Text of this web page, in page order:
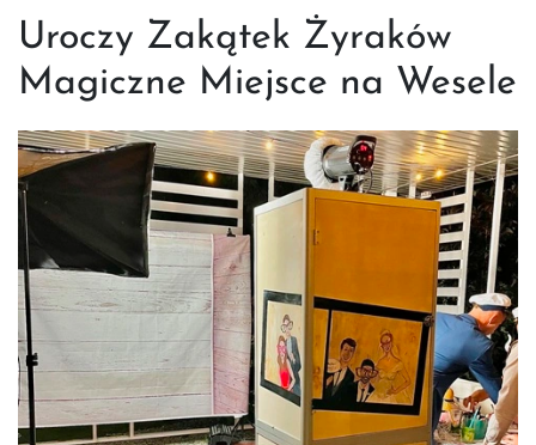
Uroczy Zakątek Żyraków
Magiczne Miejsce na Wesele